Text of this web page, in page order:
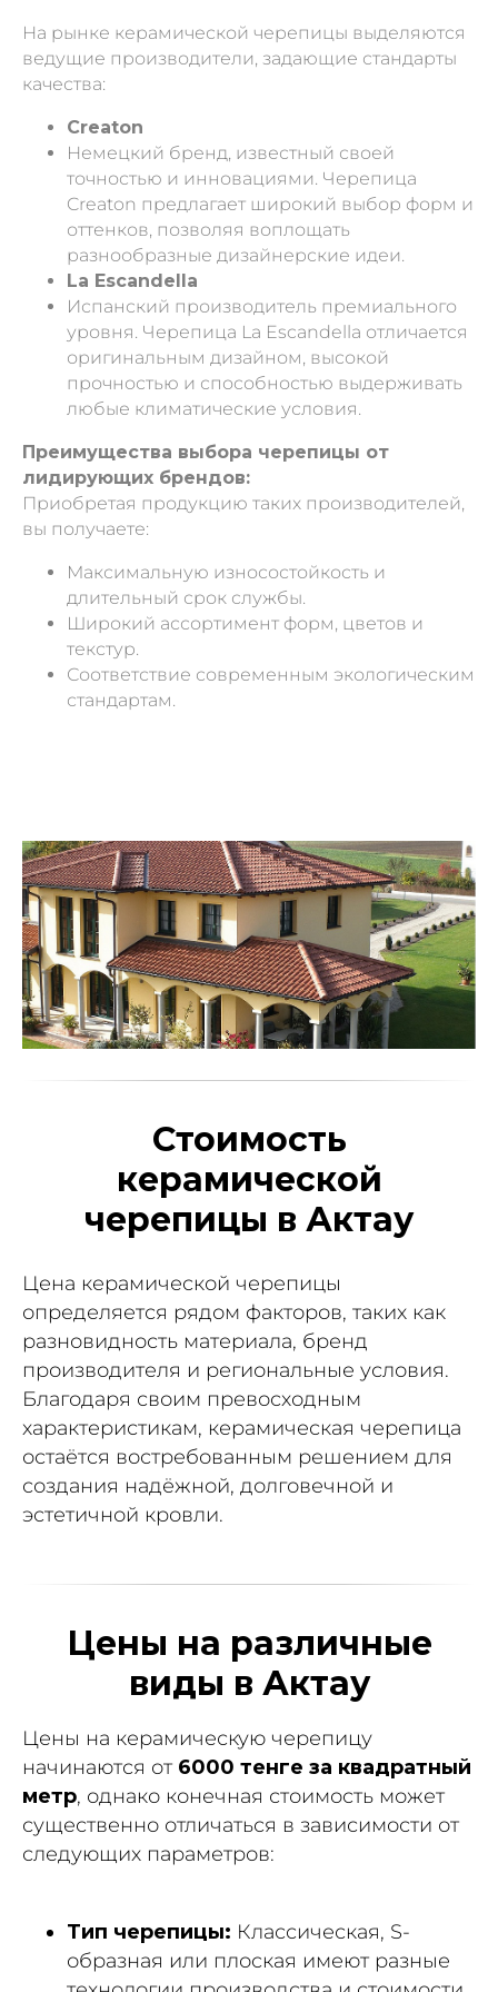
На рынке керамической черепицы выделяются
ведущие производители, задающие стандарты
качества:
Creaton
Немецкий бренд, известный своей
точностью и инновациями. Черепица
Creaton предлагает широкий выбор форм и
оттенков, позволяя воплощать
разнообразные дизайнерские идеи.
La Escandella
Испанский производитель премиального
уровня. Черепица La Escandella отличается
оригинальным дизайном, высокой
прочностью и способностью выдерживать
любые климатические условия.
Преимущества выбора черепицы от
лидирующих брендов:
Приобретая продукцию таких производителей,
вы получаете:
Максимальную износостойкость и
длительный срок службы.
Широкий ассортимент форм, цветов и
текстур.
Соответствие современным экологическим
стандартам.
Стоимость
керамической
черепицы в Актау
Цена керамической черепицы
определяется рядом факторов, таких как
разновидность материала, бренд
производителя и региональные условия.
Благодаря своим превосходным
характеристикам, керамическая черепица
остаётся востребованным решением для
создания надёжной, долговечной и
эстетичной кровли.
Цены на различные
виды в Актау
Цены на керамическую черепицу
начинаются от 6000 тенге за квадратный
метр, однако конечная стоимость может
существенно отличаться в зависимости от
следующих параметров:
Тип черепицы: Классическая, S-
образная или плоская имеют разные